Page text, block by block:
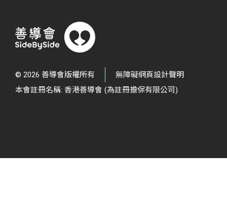
© 2026 善導會版權所有
無障礙網頁設計聲明
本會註冊名稱: 香港善導會 (為註冊擔保有限公司)